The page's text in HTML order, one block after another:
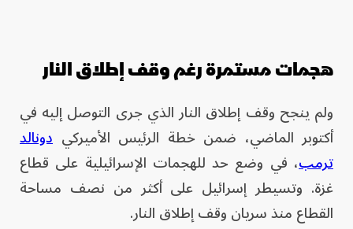
هجمات مستمرة رغم وقف إطلاق النار
ولم ينجح وقف إطلاق النار الذي جرى التوصل إليه في
أكتوبر الماضي، ضمن خطة الرئيس الأميركي دونالد
ترمب، في وضع حد للهجمات الإسرائيلية على قطاع
غزة. وتسيطر إسرائيل على أكثر من نصف مساحة
القطاع منذ سريان وقف إطلاق النار.